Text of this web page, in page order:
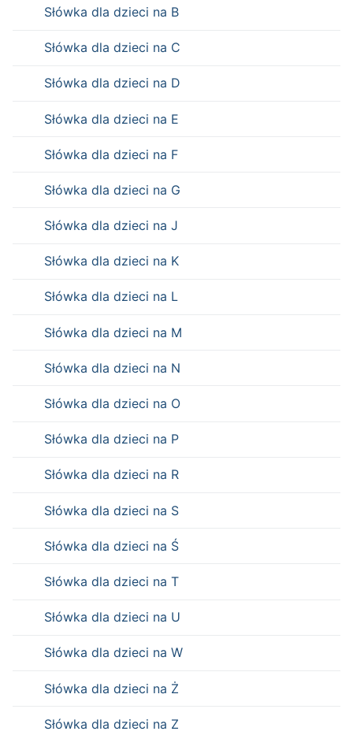
Słówka dla dzieci na B
Słówka dla dzieci na C
Słówka dla dzieci na D
Słówka dla dzieci na E
Słówka dla dzieci na F
Słówka dla dzieci na G
Słówka dla dzieci na J
Słówka dla dzieci na K
Słówka dla dzieci na L
Słówka dla dzieci na M
Słówka dla dzieci na N
Słówka dla dzieci na O
Słówka dla dzieci na P
Słówka dla dzieci na R
Słówka dla dzieci na S
Słówka dla dzieci na Ś
Słówka dla dzieci na T
Słówka dla dzieci na U
Słówka dla dzieci na W
Słówka dla dzieci na Ż
Słówka dla dzieci na Z